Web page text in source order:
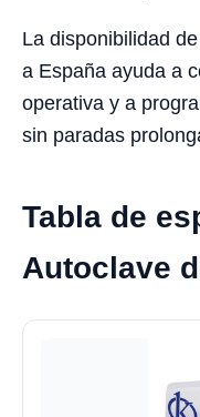
La disponibilidad
a España ayuda a
operativa y a
sin paradas
Tabla de
Autoclave